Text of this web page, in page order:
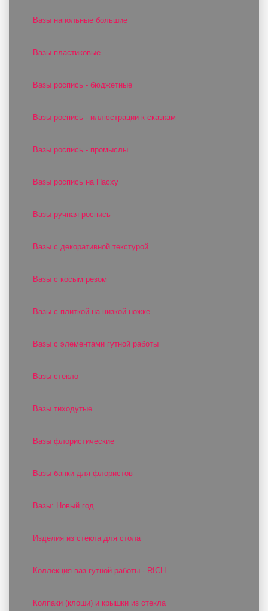
Вазы напольные большие
Вазы пластиковые
Вазы роспись - бюджетные
Вазы роспись - иллюстрации к сказкам
Вазы роспись - промыслы
Вазы роспись на Пасху
Вазы ручная роспись
Вазы с декоративной текстурой
Вазы с косым резом
Вазы с плиткой на низкой ножке
Вазы с элементами гутной работы
Вазы стекло
Вазы тиходутые
Вазы флористические
Вазы-банки для флористов
Вазы: Новый год
Изделия из стекла для стола
Коллекция ваз гутной работы - RICH
Колпаки (клоши) и крышки из стекла